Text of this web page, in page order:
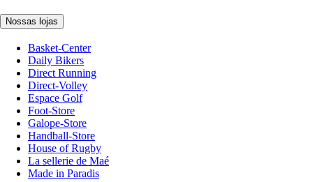
Nossas lojas
Basket-Center
Daily Bikers
Direct Running
Direct-Volley
Espace Golf
Foot-Store
Galope-Store
Handball-Store
House of Rugby
La sellerie de Maé
Made in Paradis